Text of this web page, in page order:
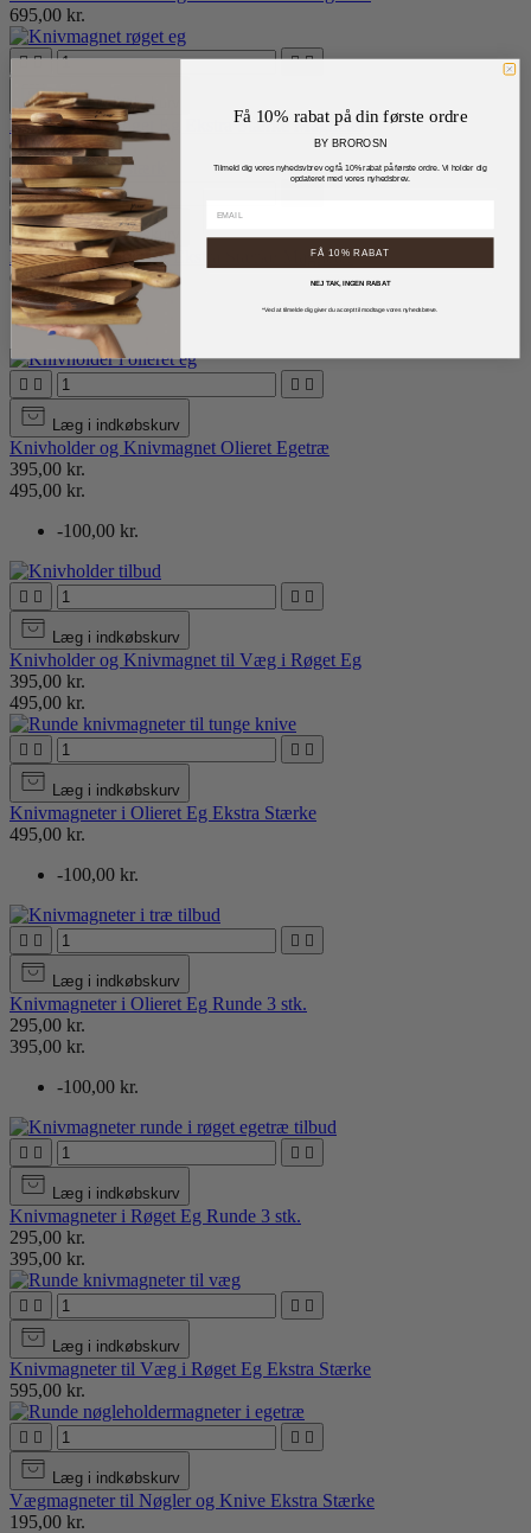
695,00 kr.
   
Læg i indkøbskurv
Knivholder i Røget Eg Ekstra Stærke Magneter
695,00 kr.
 
Læg i indkøbskurv
Knivholder Natur Eg Ekstra Stærke Magneter
695,00 kr.
-100,00 kr.
   
Læg i indkøbskurv
Knivholder og Knivmagnet Olieret Egetræ
395,00 kr.
495,00 kr.
-100,00 kr.
   
Læg i indkøbskurv
Knivholder og Knivmagnet til Væg i Røget Eg
395,00 kr.
495,00 kr.
   
Læg i indkøbskurv
Knivmagneter i Olieret Eg Ekstra Stærke
495,00 kr.
-100,00 kr.
   
Læg i indkøbskurv
Knivmagneter i Olieret Eg Runde 3 stk.
295,00 kr.
395,00 kr.
-100,00 kr.
   
Læg i indkøbskurv
Knivmagneter i Røget Eg Runde 3 stk.
295,00 kr.
395,00 kr.
   
Læg i indkøbskurv
Knivmagneter til Væg i Røget Eg Ekstra Stærke
595,00 kr.
   
Læg i indkøbskurv
Vægmagneter til Nøgler og Knive Ekstra Stærke
195,00 kr.
Få 10% rabat på din første ordre
BY BROROSN
Tilmeld dig vores nyhedsvbrev og få 10% rabat på første ordre. Vi holder dig
opdateret med vores nyhedsbrev.
FÅ 10% RABAT
NEJ TAK, INGEN RABAT
*Ved at tilmelde dig giver du accept til modtage vores nyhedsbreve.